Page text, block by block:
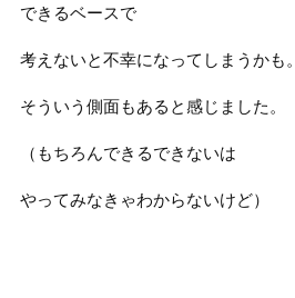
できるベースで
考えないと不幸になってしまうかも。
そういう側面もあると感じました。
（もちろんできるできないは
やってみなきゃわからないけど）